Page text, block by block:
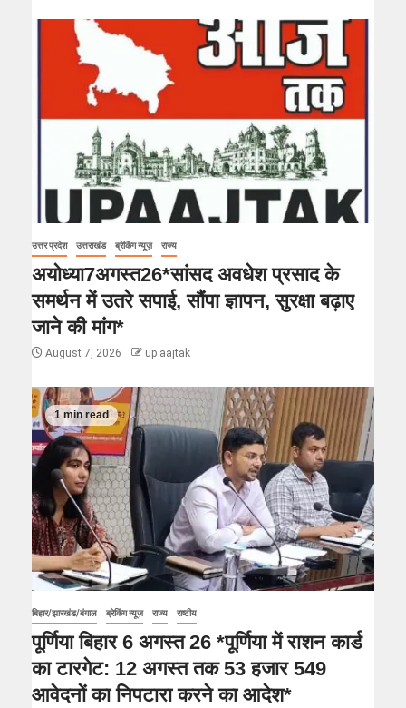
उत्तर प्रदेश उत्तराखंड ब्रेकिंग न्यूज़ राज्य
अयोध्या7अगस्त26*सांसद अवधेश प्रसाद के
समर्थन में उतरे सपाई, सौंपा ज्ञापन, सुरक्षा बढ़ाए
जाने की मांग*
August 7, 2026 up aajtak
1 min read
बिहार/झारखंड/बंगाल ब्रेकिंग न्यूज़ राज्य राष्टीय
पूर्णिया बिहार 6 अगस्त 26 *पूर्णिया में राशन कार्ड
का टारगेट: 12 अगस्त तक 53 हजार 549
आवेदनों का निपटारा करने का आदेश*